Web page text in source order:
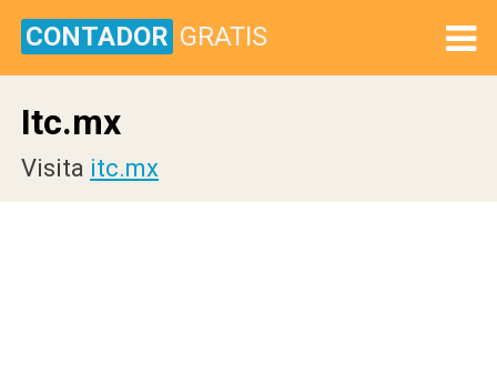
CONTADOR GRATIS
Itc.mx
Visita itc.mx